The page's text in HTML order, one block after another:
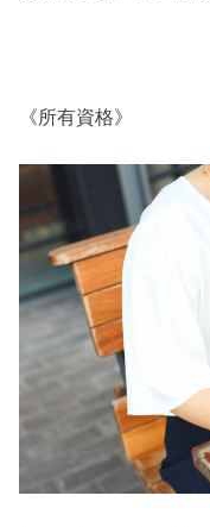
《所有資格》